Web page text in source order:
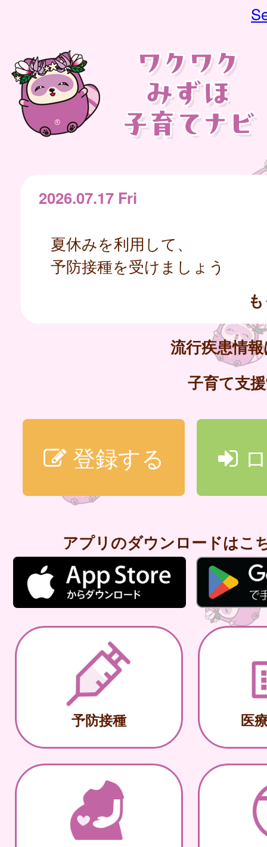
2026.07.17 Fri
夏休みを利用して、
予防接種を受けましょう
流行疾患情
子育て支
登録する
アプリのダウンロードはこ
予防接種 医